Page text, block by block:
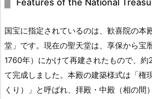
Features of the National
国宝に指定されているのは、歓喜院の本
堂」です。現在の聖天堂は、享保から宝
1760年）にかけて再建されたもので、
て完成しました。本殿の建築様式は「権
くり）」と呼ばれ、拝殿・中殿（相の間